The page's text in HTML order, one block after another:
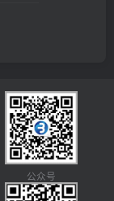
公众号